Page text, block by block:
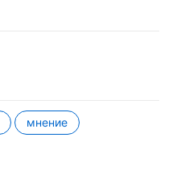
мнение